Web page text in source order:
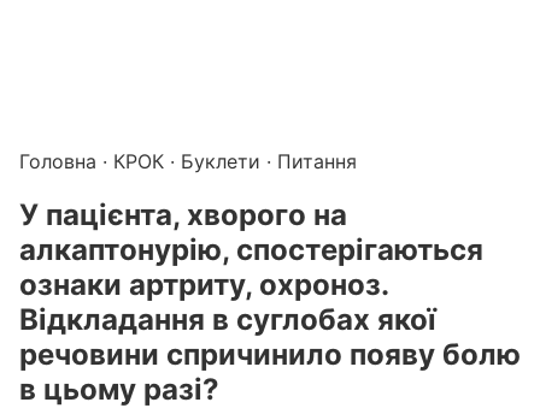
Головна · КРОК · Буклети · Питання
У пацiєнта, хворого на
алкаптонурiю, спостерiгаються
ознаки артриту, охроноз.
Вiдкладання в суглобах якої
речовини спричинило появу болю
в цьому разi?